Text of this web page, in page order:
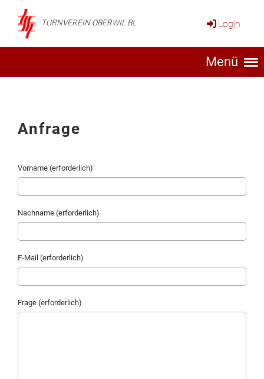
TURNVEREIN OBERWIL BL Login
Menü
Anfrage
Vorname (erforderlich)
Nachname (erforderlich)
E-Mail (erforderlich)
Frage (erforderlich)